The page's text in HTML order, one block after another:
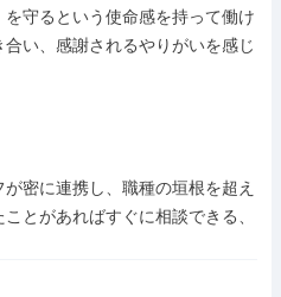
守るという使命感を持って働け
い、感謝されるやりがいを感じ
密に連携し、職種の垣根を超え
とがあればすぐに相談できる、